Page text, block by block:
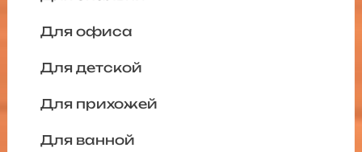
Для офиса
Для детской
Для прихожей
Для ванной